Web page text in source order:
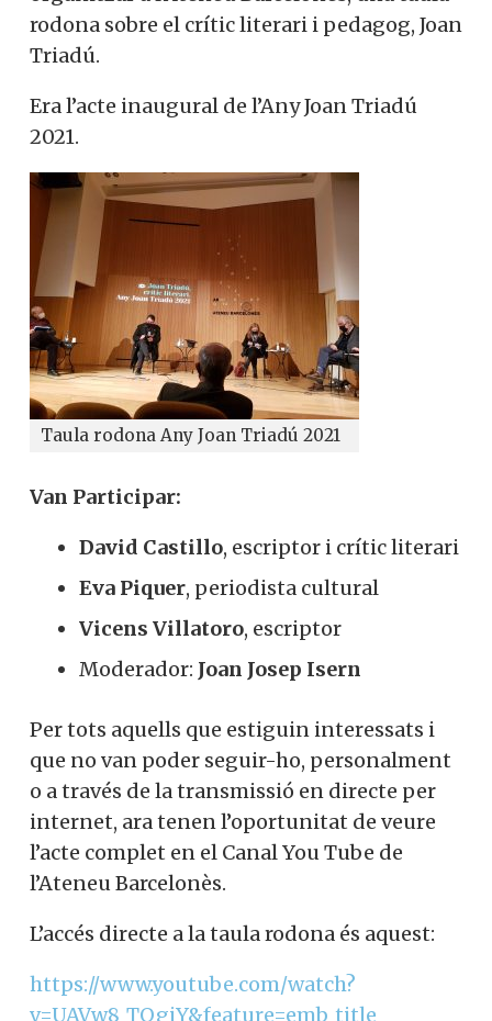
taula rodona sobre el crític literari i
pedagog, Joan Triadú.
Era l’acte inaugural de l’Any Joan Triadú
2021.
Taula rodona Any Joan Triadú 2021
Van Participar:
David Castillo
, escriptor i crític
Eva Piquer , periodista cultural
, escriptor
Joan Josep Isern
Per tots aquells que estiguin interessats i
que no van poder seguir-ho,
personalment o a través de la transmissió
en directe per internet, ara tenen
l’oportunitat de veure l’acte complet en el
L’accés directe a la taula rodona és aquest:
https://www.youtube.com/watch?